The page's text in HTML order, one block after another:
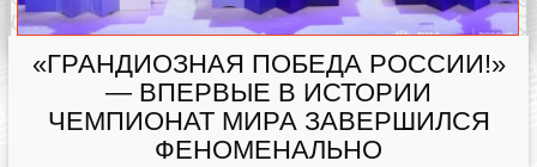
«ГРАНДИОЗНАЯ ПОБЕДА РОССИИ!»
— ВПЕРВЫЕ В ИСТОРИИ
ЧЕМПИОНАТ МИРА ЗАВЕРШИЛСЯ
ФЕНОМЕНАЛЬНО